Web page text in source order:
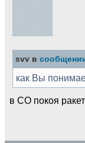
svv в
как Вы
в СО покоя